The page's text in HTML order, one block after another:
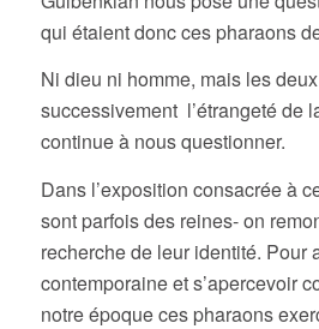
qui étaient donc ces pharaons
Ni dieu ni homme, mais les
successivement l’étrangeté de
continue à nous questionner.
Dans l’exposition consacrée à
sont parfois des reines- on
recherche de leur identité. Pour
contemporaine et s’apercevoir
notre époque ces pharaons